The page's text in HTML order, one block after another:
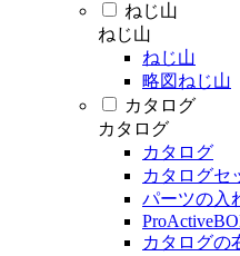
ねじ山
ねじ山
ねじ山
略図ねじ山
カタログ
カタログ
カタログ
カタログセ
パーツの入
カタログの